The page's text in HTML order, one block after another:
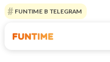
FUNTIME В TELEGRAM